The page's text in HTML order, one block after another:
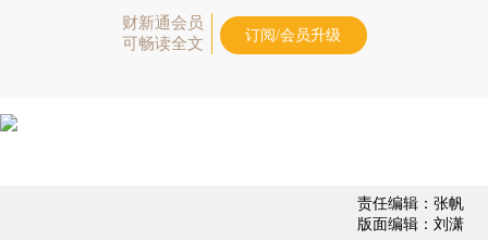
财新通会员
可畅读全文
订阅/会员升级
责任编辑：张帆
版面编辑：刘潇